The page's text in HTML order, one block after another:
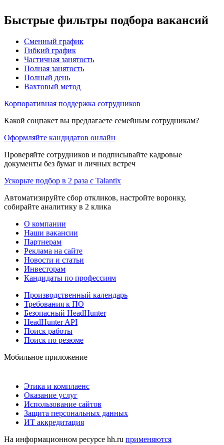
Быстрые фильтры подбора вакансий
Сменный график
Гибкий график
Частичная занятость
Полная занятость
Полный день
Вахтовый метод
Корпоративная поддержка сотрудников
Какой соцпакет вы предлагаете семейным сотрудникам?
Оформляйте кандидатов онлайн
Проверяйте сотрудников и подписывайте кадровые
документы без бумаг и личных встреч
Ускорьте подбор в 2 раза с Talantix
Автоматизируйте сбор откликов, настройте воронку,
собирайте аналитику в 2 клика
О компании
Наши вакансии
Партнерам
Реклама на сайте
Новости и статьи
Инвесторам
Кандидаты по профессиям
Производственный календарь
Требования к ПО
Безопасный HeadHunter
HeadHunter API
Поиск работы
Поиск по резюме
Мобильное приложение
Этика и комплаенс
Оказание услуг
Использование сайтов
Защита персональных данных
ИТ аккредитация
На информационном ресурсе hh.ru применяются